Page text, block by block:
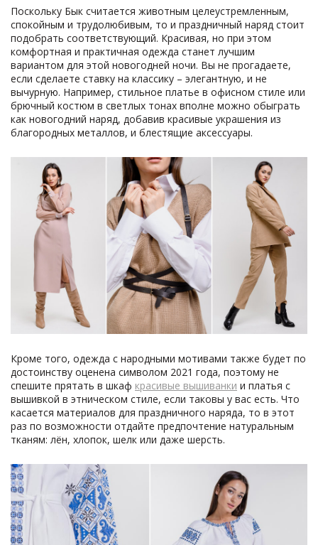
Поскольку Бык считается животным целеустремленным,
спокойным и трудолюбивым, то и праздничный наряд стоит
подобрать соответствующий. Красивая, но при этом
комфортная и практичная одежда станет лучшим
вариантом для этой новогодней ночи. Вы не прогадаете,
если сделаете ставку на классику – элегантную, и не
вычурную. Например, стильное платье в офисном стиле или
брючный костюм в светлых тонах вполне можно обыграть
как новогодний наряд, добавив красивые украшения из
благородных металлов, и блестящие аксессуары.
Кроме того, одежда с народными мотивами также будет по
достоинству оценена символом 2021 года, поэтому не
спешите прятать в шкаф красивые вышиванки и платья с
вышивкой в этническом стиле, если таковы у вас есть. Что
касается материалов для праздничного наряда, то в этот
раз по возможности отдайте предпочтение натуральным
тканям: лён, хлопок, шелк или даже шерсть.